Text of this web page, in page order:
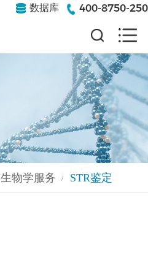
数据库 400-8750-250
物学服务 / STR鉴定